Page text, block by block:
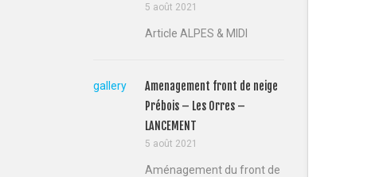
5 août 2021
Article ALPES & MIDI
gallery
Amenagement front de neige
Prébois – Les Orres –
LANCEMENT
5 août 2021
Aménagement du front de